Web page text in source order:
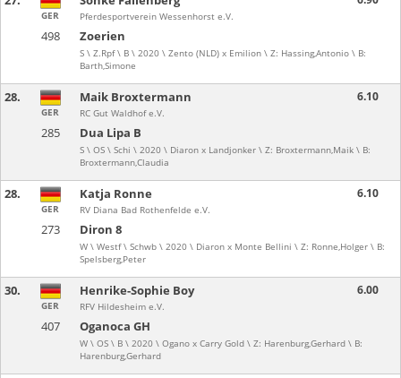
498 Zoerien
S \ Z.Rpf \ B \ 2020 \ Zento (NLD) x Emilion \ Z: Hassing,Antonio \ B:
Barth,Simone
GER Pferdesportverein Wessenhorst e.V.
28.
285 Dua Lipa B
S \ OS \ Schi \ 2020 \ Diaron x Landjonker \ Z: Broxtermann,Maik \ B:
Broxtermann,Claudia
GER
Maik Broxtermann
RC Gut Waldhof e.V.
6.10
28.
273 Diron 8
W \ Westf \ Schwb \ 2020 \ Diaron x Monte Bellini \ Z: Ronne,Holger \ B:
Spelsberg,Peter
GER
Katja Ronne
RV Diana Bad Rothenfelde e.V.
6.10
30.
407 Oganoca GH
W \ OS \ B \ 2020 \ Ogano x Carry Gold \ Z: Harenburg,Gerhard \ B:
Harenburg,Gerhard
GER
Henrike-Sophie Boy
RFV Hildesheim e.V.
6.00